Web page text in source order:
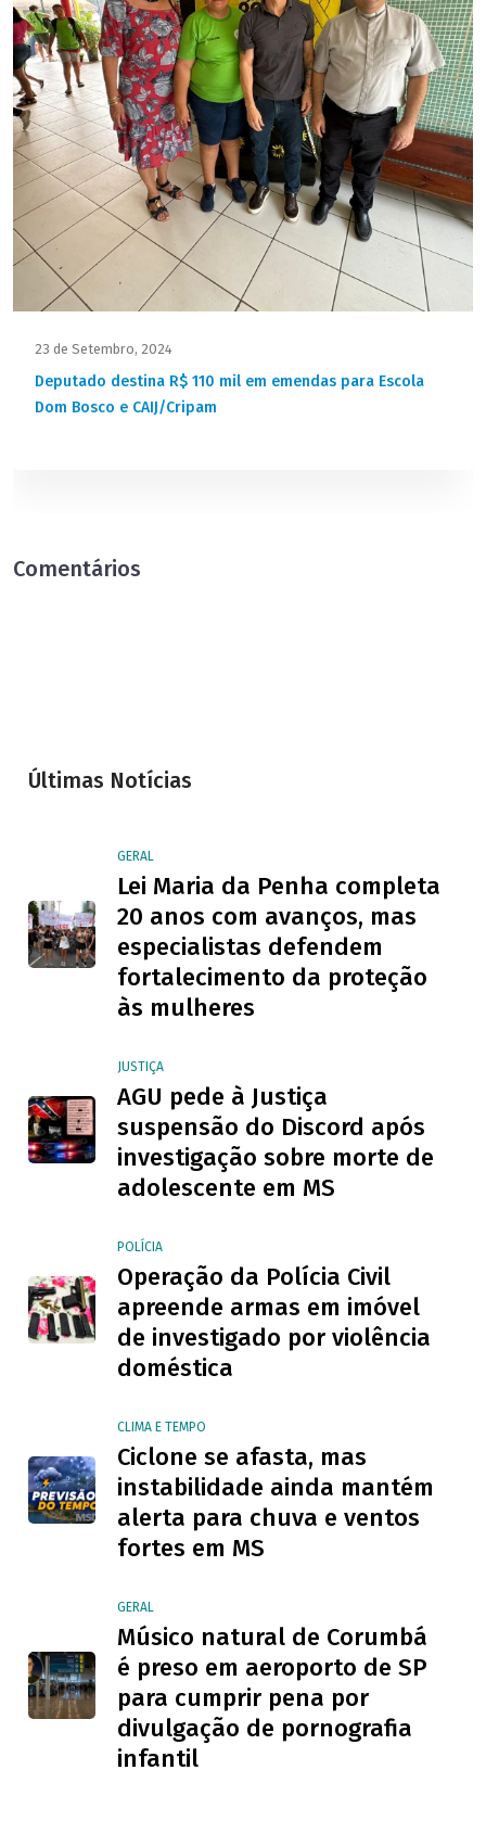
23 de Setembro, 2024
Deputado destina R$ 110 mil em emendas para Escola
Dom Bosco e CAIJ/Cripam
Comentários
Últimas Notícias
GERAL
Lei Maria da Penha completa
20 anos com avanços, mas
especialistas defendem
fortalecimento da proteção
às mulheres
JUSTIÇA
AGU pede à Justiça
suspensão do Discord após
investigação sobre morte de
adolescente em MS
POLÍCIA
Operação da Polícia Civil
apreende armas em imóvel
de investigado por violência
doméstica
CLIMA E TEMPO
Ciclone se afasta, mas
instabilidade ainda mantém
alerta para chuva e ventos
fortes em MS
GERAL
Músico natural de Corumbá
é preso em aeroporto de SP
para cumprir pena por
divulgação de pornografia
infantil